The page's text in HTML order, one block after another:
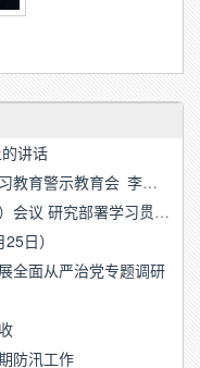
讲话
水利部召开树立和践行正确政绩观学习教育警示教育会 李国英讲“树立和践行正确政绩观”专题党课
水利部召开党建工作领导小组（扩大）会议 研究部署学习贯彻习近平党建思想工作
日）
全面从严治党专题调研
防汛工作